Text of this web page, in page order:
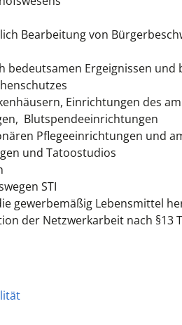
Bearbeitung von
Ergeignissen und
Einrichtungen des
Blutspendeeinrichtungen
Pflegeeinrichtungen und
und Tatoostudios
STI
gewerbemäßig Lebensmittel
der Netzwerkarbeit nach §13